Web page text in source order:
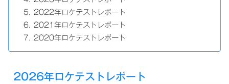
2022年ロケテストレポート
2021年ロケテストレポート
2020年ロケテストレポート
2026年ロケテストレポート